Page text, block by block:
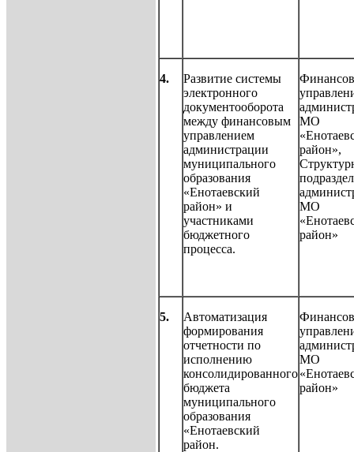
4.
Развитие системы
электронного
документооборота
между финансовым
управлением
администрации
муниципального
образования
«Енотаевский
район» и
участниками
бюджетного
процесса.
МО
район»,
МО
район»
5.
Автоматизация
формирования
отчетности по
исполнению
консолидированного
бюджета
муниципального
образования
«Енотаевский
район.
МО
район»